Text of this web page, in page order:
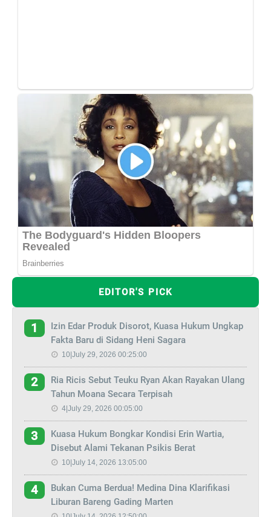
EDITOR'S PICK
1
Izin Edar Produk Disorot, Kuasa Hukum Ungkap
Fakta Baru di Sidang Heni Sagara
10|July 29, 2026 00:25:00
2
Ria Ricis Sebut Teuku Ryan Akan Rayakan Ulang
Tahun Moana Secara Terpisah
4|July 29, 2026 00:05:00
3
Kuasa Hukum Bongkar Kondisi Erin Wartia,
Disebut Alami Tekanan Psikis Berat
10|July 14, 2026 13:05:00
4
Bukan Cuma Berdua! Medina Dina Klarifikasi
Liburan Bareng Gading Marten